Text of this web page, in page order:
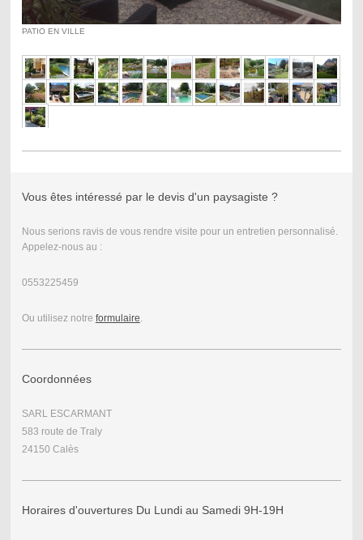
PATIO EN VILLE
Vous êtes intéressé par le devis d'un paysagiste ?
Nous serions ravis de vous rendre visite pour un entretien personnalisé.
Appelez-nous au :
0553225459
Ou utilisez notre formulaire.
Coordonnées
SARL ESCARMANT
583 route de Traly
24150 Calès
Horaires d'ouvertures Du Lundi au Samedi 9H-19H